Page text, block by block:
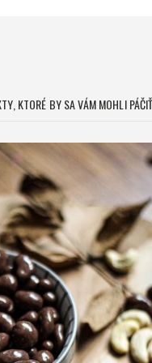
KTORÉ BY SA VÁM MOHLI